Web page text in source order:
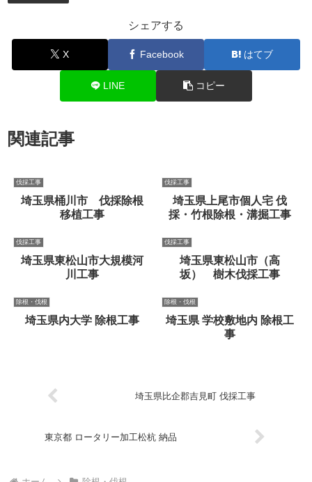
シェアする
X Facebook はてブ
LINE コピー
関連記事
伐採工事
埼玉県桶川市 伐採除根
移植工事
伐採工事
埼玉県上尾市個人宅 伐
採・竹根除根・溝掘工事
伐採工事
埼玉県東松山市大規模河
川工事
伐採工事
埼玉県東松山市（高
坂） 樹木伐採工事
除根・伐根
埼玉県内大学 除根工事
除根・伐根
埼玉県 学校敷地内 除根工
事
埼玉県比企郡吉見町 伐採工事
東京都 ロータリー加工松杭 納品